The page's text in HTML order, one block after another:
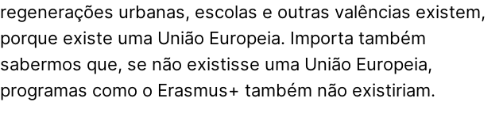
regenerações urbanas, escolas e outras valências existem,
porque existe uma União Europeia. Importa também
sabermos que, se não existisse uma União Europeia,
programas como o Erasmus+ também não existiriam.